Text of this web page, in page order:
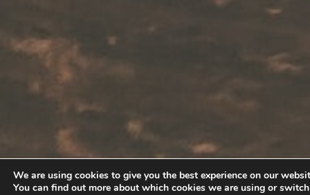
We are using cookies to give you the best experience on our
You can find out more about which cookies we are using or